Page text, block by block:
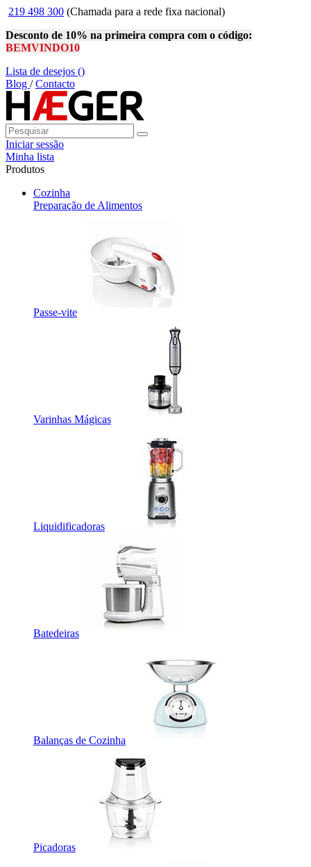
219 498 300 (Chamada para a rede fixa nacional)
Desconto de 10% na primeira compra com o código:
BEMVINDO10
Lista de desejos ()
Blog /Contacto
Iniciar sessão
Minha lista
Produtos
Cozinha
Preparação de Alimentos
Passe-vite
Varinhas Mágicas
Liquidificadoras
Batedeiras
Balanças de Cozinha
Picadoras